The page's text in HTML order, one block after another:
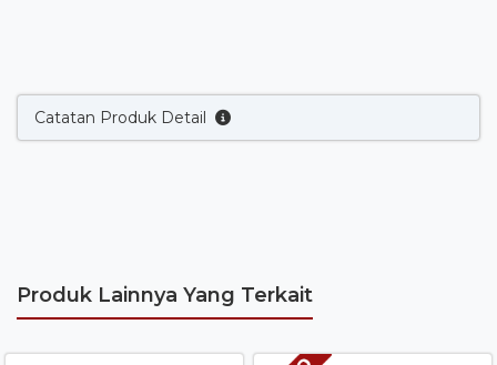
Catatan Produk Detail
Produk Lainnya Yang Terkait